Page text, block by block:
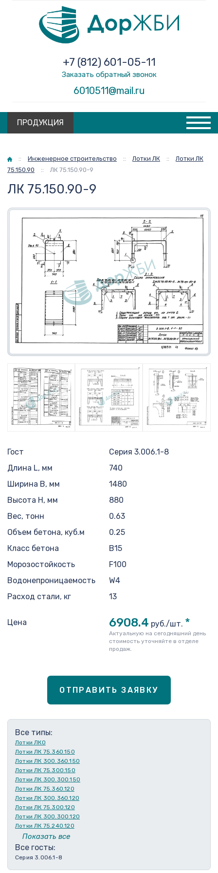
6010511@mail.ru
+7 (812) 601-05-11
Заказать обратный звонок
ПРОДУКЦИЯ
Главная
:: Инженерное строительство :: Лотки ЛК ::
Лотки ЛК
75.150.90
:: ЛК 75.150.90-9
ЛК 75.150.90-9
Гост
Серия 3.006.1-8
Длина L, мм
740
Ширина B, мм
1480
Высота H, мм
880
Вес, тонн
0.63
Объем бетона, куб.м
0.25
Класс бетона
В15
Морозостойкость
F100
Водонепроницаемость
W4
Расход стали, кг
13
Цена 6908.4 руб./шт. *
Актуальную на сегодняшний день
стоимость уточняйте в отделе
продаж.
ОТПРАВИТЬ ЗАЯВКУ
Все типы:
Лотки ЛКО
Лотки ЛК 75.360.150
Лотки ЛК 300.360.150
Лотки ЛК 75.300.150
Лотки ЛК 300.300.150
Лотки ЛК 75.360.120
Лотки ЛК 300.360.120
Лотки ЛК 75.300.120
Лотки ЛК 300.300.120
Лотки ЛК 75.240.120
Лотки ЛК 300.240.120
Лотки ЛК 75.210.120
Лотки ЛК 75.180.120
Показать все
Все госты:
Серия 3.006.1-8